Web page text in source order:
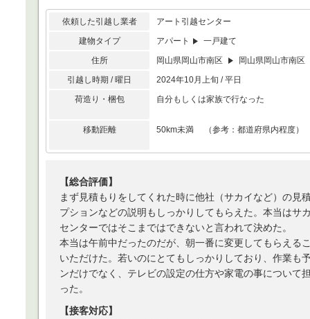
依頼した引越し業者
アート引越センター
建物タイプ
アパート
一戸建て
住所
岡山県岡山市南区
岡山県岡山市南区
引越し時期 / 曜日
2024年10月上旬 / 平日
荷造り・梱包
自分もしくは家族で行なった
移動距離 50km未満 （参考：都道府県内程度）
【総合評価】
まず見積もりをしてくれた時に他社（サカイなど）の
プションなどの説明もしっかりしてもらえた。本当はサ
センターではそこまではできないと言われて決めた。
本当は午前中だったのだが、朝一番に変更してもらえる
いただけた。若いのにとてもしっかりしており、作業も
ンだけでなく、テレビの設定の仕方や家電の事につい
った。
【接客対応】